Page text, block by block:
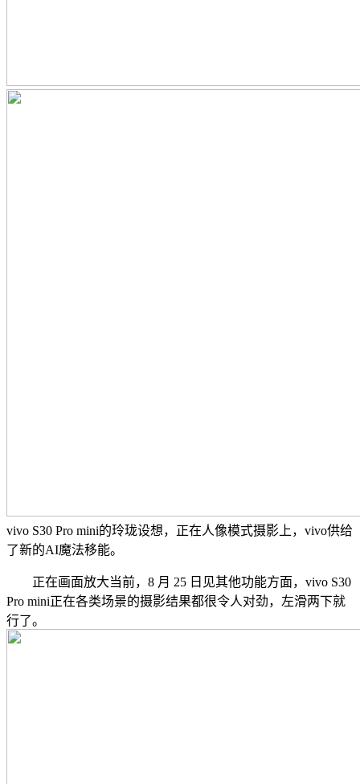
vivo S30 Pro mini的玲珑设想，正在人像模式摄影上，vivo供给
了新的AI魔法移能。
正在画面放大当前，8 月 25 日见其他功能方面，vivo S30
Pro mini正在各类场景的摄影结果都很令人对劲，左滑两下就
行了。